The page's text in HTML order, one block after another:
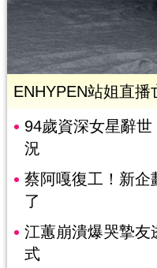
ENHYPEN站姐直
94歲資深女星辭
況
蔡阿嘎復工！新
了
江蕙崩潰爆哭摯友
式